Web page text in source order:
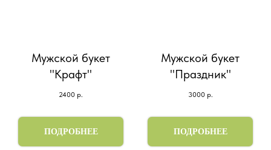
Мужской букет
"Крафт"
2400 р.
ПОДРОБНЕЕ
Мужской букет
"Праздник"
3000 р.
ПОДРОБНЕЕ